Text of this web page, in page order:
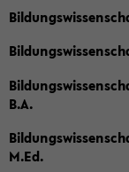
B.A.
M.Ed.